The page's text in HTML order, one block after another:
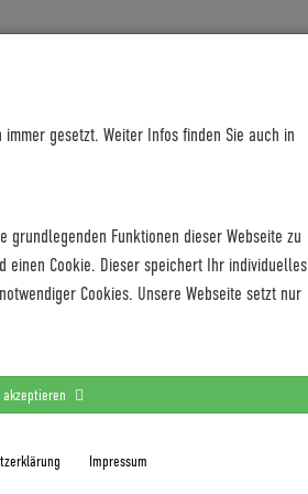
gesetzt. Weiter Infos finden Sie auch in
grundlegenden Funktionen dieser Webseite zu
einen Cookie. Dieser speichert Ihr individuelles
Cookies. Unsere Webseite setzt nur
akzeptieren
Impressum